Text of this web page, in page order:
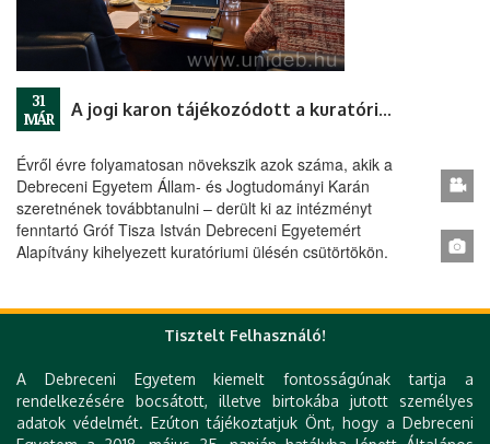
31
MÁR
A jogi karon tájékozódott a kuratórium
Évről évre folyamatosan növekszik azok száma, akik a
Debreceni Egyetem Állam- és Jogtudományi Karán
szeretnének továbbtanulni – derült ki az intézményt
fenntartó Gróf Tisza István Debreceni Egyetemért
Alapítvány kihelyezett kuratóriumi ülésén csütörtökön.
‹ előző … 117 118
121
122 123 124 125 …
következő ›
utolsó »
Tisztelt Felhasználó!
A Debreceni Egyetem kiemelt fontosságúnak tartja a
rendelkezésére bocsátott, illetve birtokába jutott személyes
adatok védelmét. Ezúton tájékoztatjuk Önt, hogy a Debreceni